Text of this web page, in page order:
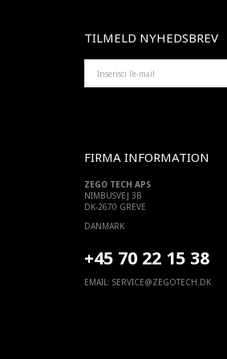
TILMELD NYHEDSBREV
MAIL
FIRMA INFORMATION
ZEGO TECH APS
NIMBUSVEJ 3B
DK-2670 GREVE
DANMARK
+45 70 22 15 38
EMAIL: SERVICE@ZEGOTECH.DK